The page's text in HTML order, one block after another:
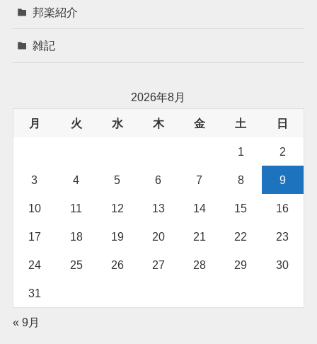
邦楽紹介
雑記
2026年8月
月 火 水 木 金 土 日
1 2
3 4 5 6 7 8 9
10 11 12 13 14 15 16
17 18 19 20 21 22 23
24 25 26 27 28 29 30
31
« 9月